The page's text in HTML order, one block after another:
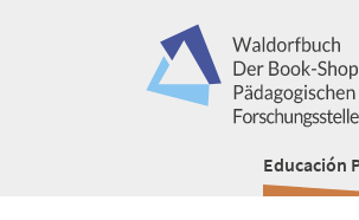
Educación